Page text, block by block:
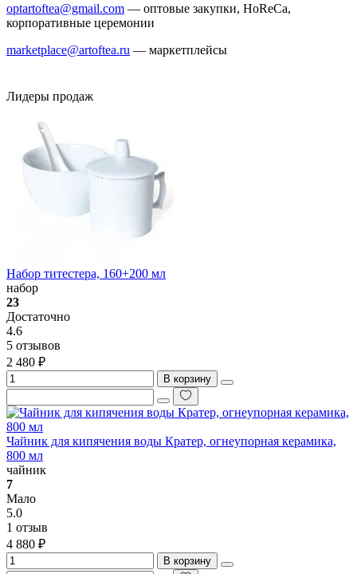
optartoftea@gmail.com — оптовые закупки, HoReCa,
корпоративные церемонии
marketplace@artoftea.ru — маркетплейсы
Лидеры продаж
Набор титестера, 160+200 мл
набор
23
Достаточно
4.6
5 отзывов
2 480 ₽
В корзину
Чайник для кипячения воды Кратер, огнеупорная керамика,
800 мл
чайник
7
Мало
5.0
1 отзыв
4 880 ₽
В корзину